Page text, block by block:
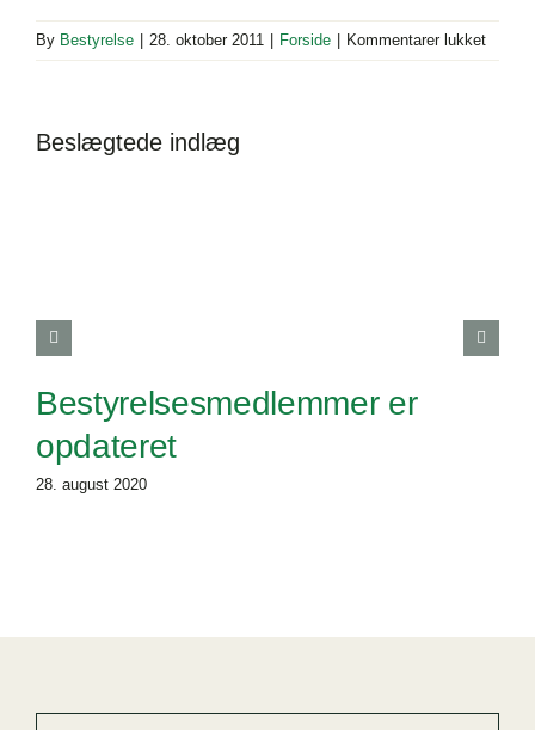
By Bestyrelse 28. oktober 2011 Forside Kommentarer lukkettil
Regler
Beslægtede indlæg
Bestyrelsesmedlemmer er
opdateret
28. august 2020